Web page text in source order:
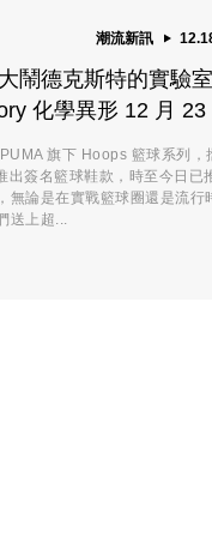
潮流新訊
鬧德克斯特的實驗
化學異形 12 月
旗下 Hoops 籃球系列，
簽名籃球鞋款，時至今日已
無論是在實戰籃球圈還是流
送上超...